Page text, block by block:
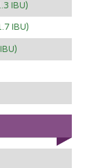
IBU)
IBU)